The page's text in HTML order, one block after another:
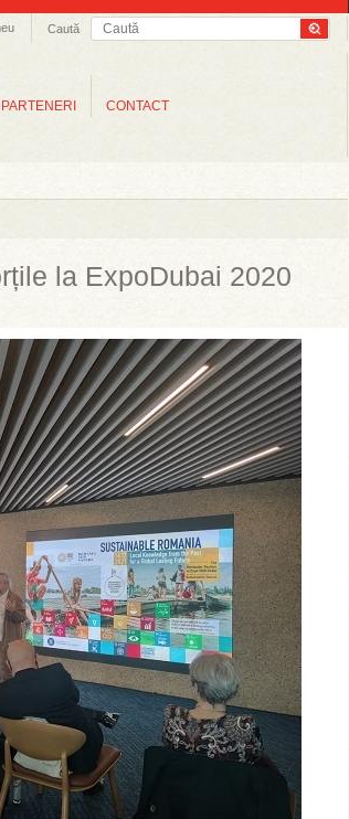
Caută
PARTENERI CONTACT
la ExpoDubai 2020